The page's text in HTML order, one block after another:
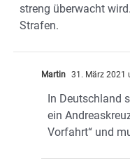
streng überwacht
Strafen.
Martin 31. März 2021
In Deutschland
ein
Vorfahrt“ und